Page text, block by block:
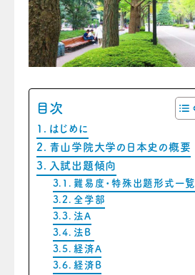
目次
はじめに
青山学院大学の日本史の概要
入試出題傾向
難易度・特殊出題形式一覧
全学部
法A
法B
経済A
経済B